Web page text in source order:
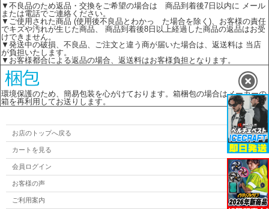
▼不良品のため返品・交換をご希望の場合は 商品到着後7日以内に メール
または電話でご連絡ください。
▼ご使用された商品 (使用後不良品とわかっ た場合を除く)、お客様の責任
でキズや汚れが生じた商品、 商品到着後8日以上経過した商品の返品はお受
けできません。
▼発送中の破損、不良品、ご注文と違う商が届いた場合は、返送料は 当店
が負担いたします。
▼お客様都合による返品の場合、返送料はお客様負担となります。
環境保護のため、簡易包装を心がけております。箱梱包の場合はメーカーの
箱を再利用してお送りします。
お店のトップへ戻る
カートを見る
会員ログイン
お客様の声
ご利用案内